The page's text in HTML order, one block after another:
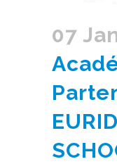
07